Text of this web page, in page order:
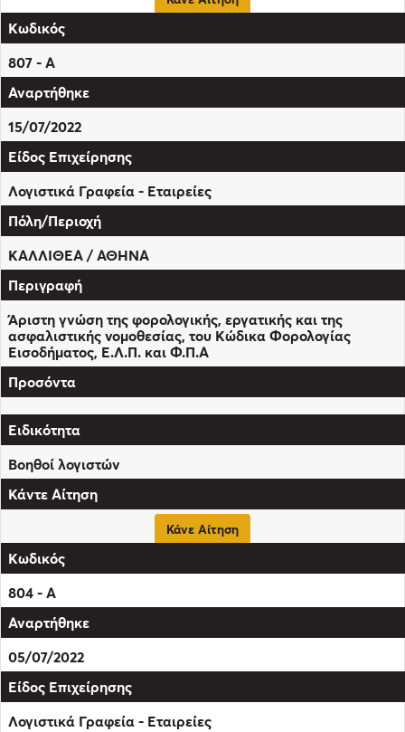
807 - Α
15/07/2022
Λογιστικά Γραφεία - Εταιρείες
ΚΑΛΛΙΘΕΑ / ΑΘΗΝΑ
Άριστη γνώση της φορολογικής, εργατικής και της
ασφαλιστικής νομοθεσίας, του Κώδικα Φορολογίας
Εισοδήματος, Ε.Λ.Π. και Φ.Π.Α
Βοηθοί λογιστών
Κάνε Αίτηση
804 - Α
05/07/2022
Λογιστικά Γραφεία - Εταιρείες